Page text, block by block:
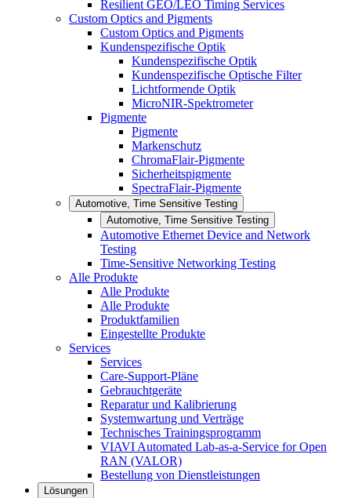
Resilient GEO/LEO Timing Services
Custom Optics and Pigments
Custom Optics and Pigments
Kundenspezifische Optik
Kundenspezifische Optik
Kundenspezifische Optische Filter
Lichtformende Optik
MicroNIR-Spektrometer
Pigmente
Pigmente
Markenschutz
ChromaFlair-Pigmente
Sicherheitspigmente
SpectraFlair-Pigmente
Automotive, Time Sensitive Testing
Automotive, Time Sensitive Testing
Automotive Ethernet Device and Network
Testing
Time-Sensitive Networking Testing
Alle Produkte
Alle Produkte
Alle Produkte
Produktfamilien
Eingestellte Produkte
Services
Services
Care-Support-Pläne
Gebrauchtgeräte
Reparatur und Kalibrierung
Systemwartung und Verträge
Technisches Trainingsprogramm
VIAVI Automated Lab-as-a-Service for Open
RAN (VALOR)
Bestellung von Dienstleistungen
Lösungen